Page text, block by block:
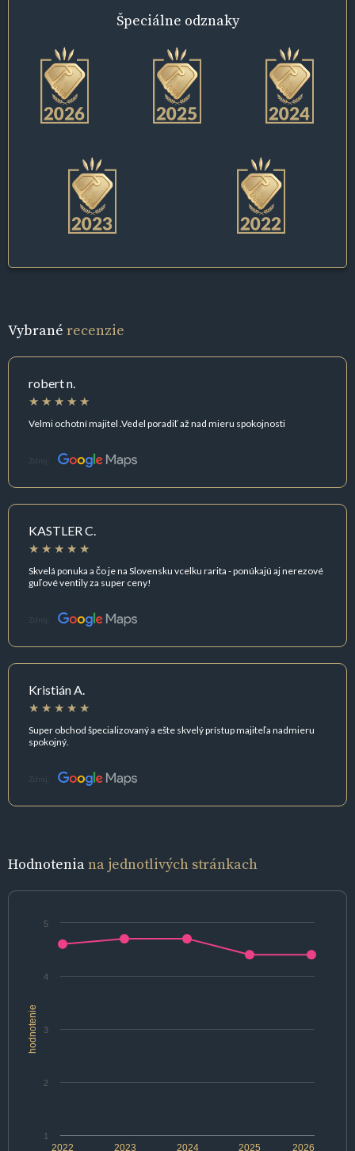
Špeciálne odznaky
Vybrané recenzie
robert n.
Velmi ochotní majitel .Vedel poradiť až nad mieru spokojnosti
Zdroj:
KASTLER C.
Skvelá ponuka a čo je na Slovensku vcelku rarita - ponúkajú aj nerezové
guľové ventily za super ceny!
Zdroj:
Kristián A.
Super obchod špecializovaný a ešte skvelý prístup majiteľa nadmieru
spokojný.
Zdroj:
Hodnoteniana jednotlivých stránkach
hodnotenie
2022 2024 2026
2023 2025
1
2
3
4
5